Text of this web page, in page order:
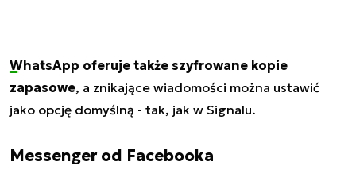
WhatsApp oferuje także szyfrowane kopie
zapasowe, a znikające wiadomości można ustawić
jako opcję domyślną - tak, jak w Signalu.
Messenger od Facebooka